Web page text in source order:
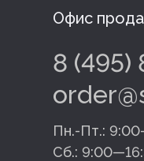
Офис
8 (495)
Пн.-Пт.:
Сб.: